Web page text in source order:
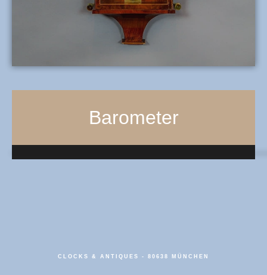
Barometer
CLOCKS & ANTIQUES - 80638 MÜNCHEN